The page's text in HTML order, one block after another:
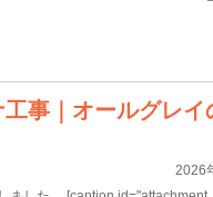
事｜オールグレイ
2026